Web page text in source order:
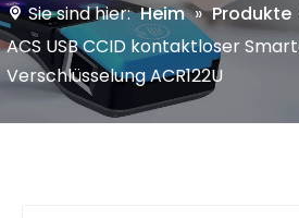
Sie sind hier: Heim » Produkte
ACS USB CCID kontaktloser
Verschlüsselung ACR122U